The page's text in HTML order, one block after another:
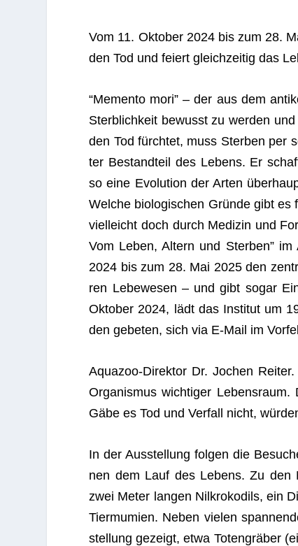
Vom 11. Okto­ber 2024 bis zum 28.
den Tod und fei­ert gleich­zei­tig das
“Memento mori” – der aus dem
Sterb­lich­keit bewusst zu wer­den
den Tod fürch­tet, muss Ster­ben per
ter Bestand­teil des Lebens. Er
so eine Evo­lu­tion der Arten
Wel­che bio­lo­gi­schen Gründe gibt es
viel­leicht doch durch Medi­zin und
Vom Leben, Altern und Ster­ben”
2024 bis zum 28. Mai 2025 den
ren Lebe­we­sen – und gibt sogar
Okto­ber 2024, lädt das Insti­tut um
den gebe­ten, sich via E‑Mail im
Aqua­zoo-Direk­tor Dr. Jochen
Orga­nis­mus wich­ti­ger
Gäbe es Tod und Ver­fall nicht,
In der Aus­stel­lung fol­gen die
nen dem Lauf des Lebens. Zu den
zwei Meter lan­gen Nil­kro­ko­dils, ein
Tier­mu­mien. Neben vie­len
stel­lung gezeigt, etwa Toten­grä­ber